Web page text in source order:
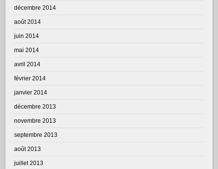
décembre 2014
août 2014
juin 2014
mai 2014
avril 2014
février 2014
janvier 2014
décembre 2013
novembre 2013
septembre 2013
août 2013
juillet 2013